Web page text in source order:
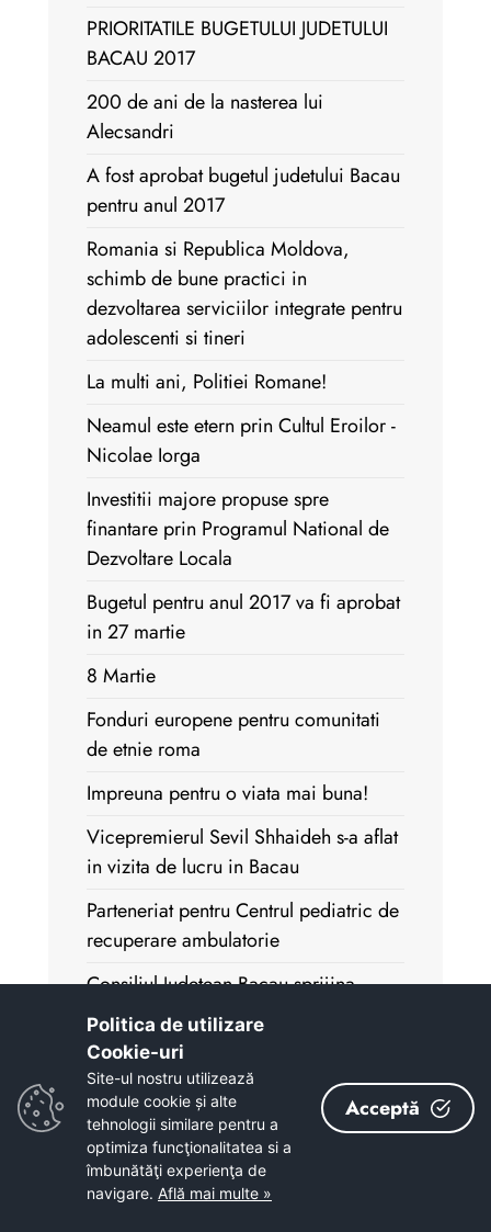
PRIORITATILE BUGETULUI JUDETULUI
BACAU 2017
200 de ani de la nasterea lui
Alecsandri
A fost aprobat bugetul judetului Bacau
pentru anul 2017
Romania si Republica Moldova,
schimb de bune practici in
dezvoltarea serviciilor integrate pentru
adolescenti si tineri
La multi ani, Politiei Romane!
Neamul este etern prin Cultul Eroilor -
Nicolae Iorga
Investitii majore propuse spre
finantare prin Programul National de
Dezvoltare Locala
Bugetul pentru anul 2017 va fi aprobat
in 27 martie
8 Martie
Fonduri europene pentru comunitati
de etnie roma
Impreuna pentru o viata mai buna!
Vicepremierul Sevil Shhaideh s-a aflat
in vizita de lucru in Bacau
Parteneriat pentru Centrul pediatric de
recuperare ambulatorie
Consiliul Judetean Bacau sprijina
Protoieria Onesti
Sef nou la Directia Generala pentru
Asistenta Sociala si Protectia Copilului
Bacau
La multi ani, Ilie Boca!
Un an plin de evenimente pentru
Politica de utilizare
Cookie-uri‎
Site-ul nostru utilizează
module cookie și alte
tehnologii similare pentru a
optimiza funcţionalitatea si a
îmbunătăţi experienţa de
navigare. Află mai multe »
Acceptă